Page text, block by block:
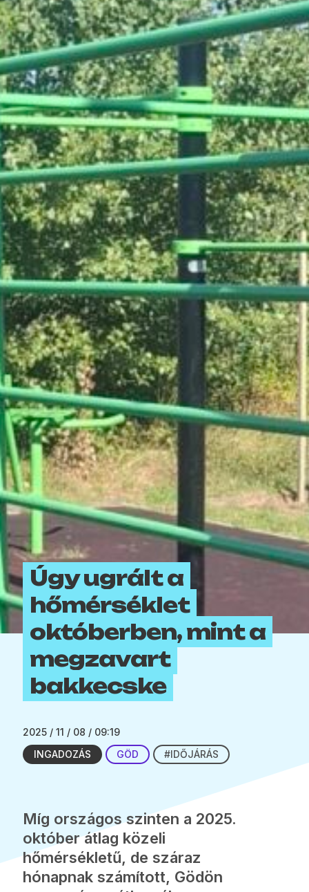
Úgy ugrált a
hőmérséklet
októberben, mint a
megzavart
bakkecske
2025 / 11 / 08 / 09:19
INGADOZÁS
GÖD #IDŐJÁRÁS
Míg országos szinten a 2025.
október átlag közeli
hőmérsékletű, de száraz
hónapnak számított, Gödön